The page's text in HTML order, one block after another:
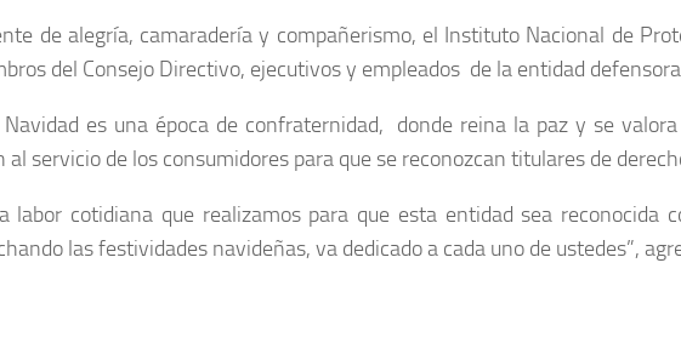
de alegría, camaradería y compañerismo, el Instituto Nacional de
del Consejo Directivo, ejecutivos y empleados de la entidad
es una época de confraternidad, donde reina la paz y se
servicio de los consumidores para que se reconozcan titulares de
cotidiana que realizamos para que esta entidad sea reconocida
las festividades navideñas, va dedicado a cada uno de ustedes”,